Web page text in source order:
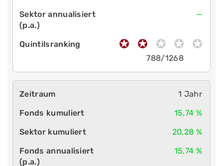
—
788/1268
1 Jahr
15,74 %
20,28 %
15,74 %